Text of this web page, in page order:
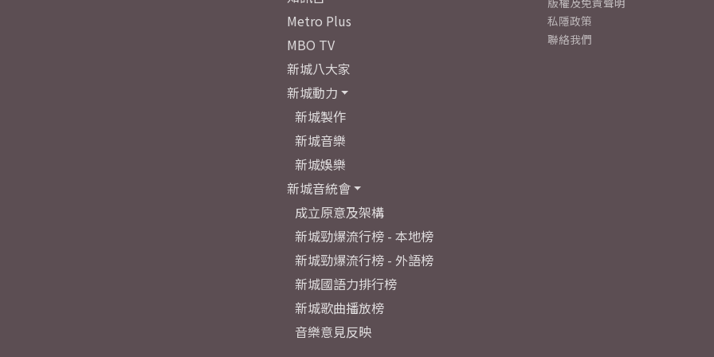
Metro Plus
MBO TV
新城八大家
新城動力
新城製作
新城音樂
新城娛樂
新城音統會
成立原意及架構
新城勁爆流行榜 - 本地榜
新城勁爆流行榜 - 外語榜
新城國語力排行榜
新城歌曲播放榜
音樂意見反映
私隱政策
聯絡我們